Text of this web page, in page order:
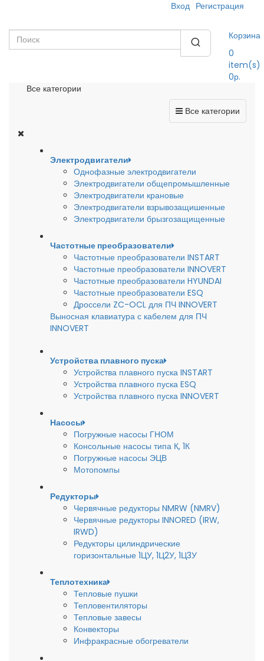
Вход Регистрация
Корзина
0
item(s)
0р.
Все категории
Все категории
Электродвигатели
Однофазные электродвигатели
Электродвигатели общепромышленные
Электродвигатели крановые
Электродвигатели взрывозащишенные
Электродвигатели брызгозащищенные
Частотные преобразователи
Частотные преобразователи INSTART
Частотные преобразователи INNOVERT
Частотные преобразователи HYUNDAI
Частотные преобразователи ESQ
Дроссели ZC-OCL для ПЧ INNOVERT
Выносная клавиатура с кабелем для ПЧ
INNOVERT
Устройства плавного пуска
Устройства плавного пуска INSTART
Устройства плавного пуска ESQ
Устройства плавного пуска INNOVERT
Насосы
Погружные насосы ГНОМ
Консольные насосы типа К, 1К
Погружные насосы ЭЦВ
Мотопомпы
Редукторы
Червячные редукторы NMRW (NMRV)
Червячные редукторы INNORED (IRW,
IRWD)
Редукторы цилиндрические
горизонтальные 1ЦУ, 1Ц2У, 1Ц3У
Теплотехника
Тепловые пушки
Тепловентиляторы
Тепловые завесы
Конвекторы
Инфракрасные обогреватели